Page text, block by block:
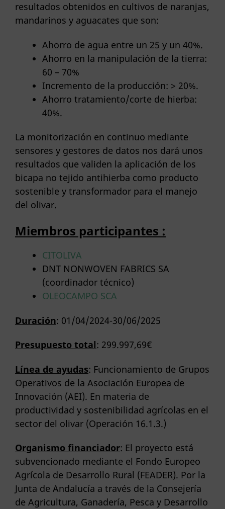
resultados obtenidos en cultivos de naranjas,
mandarinos y aguacates que son:
Ahorro de agua entre un 25 y un 40%.
Ahorro en la manipulación de la tierra:
60 – 70%
Incremento de la producción: > 20%.
Ahorro tratamiento/corte de hierba:
40%.
La monitorización en continuo mediante
sensores y gestores de datos nos dará unos
resultados que validen la aplicación de los
bicapa no tejido antihierba como producto
sostenible y transformador para el manejo
del olivar.
Miembros participantes :
CITOLIVA
DNT NONWOVEN FABRICS SA
(coordinador técnico)
OLEOCAMPO SCA
Duración: 01/04/2024-30/06/2025
Presupuesto total: 299.997,69€
Línea de ayudas: Funcionamiento de Grupos
Operativos de la Asociación Europea de
Innovación (AEI). En materia de
productividad y sostenibilidad agrícolas en el
sector del olivar (Operación 16.1.3.)
Organismo financiador: El proyecto está
subvencionado mediante el Fondo Europeo
Agrícola de Desarrollo Rural (FEADER). Por la
Junta de Andalucía a través de la Consejería
de Agricultura, Ganadería, Pesca y Desarrollo